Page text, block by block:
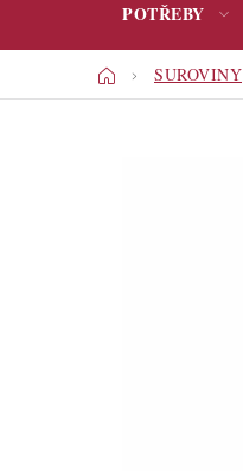
POTŘEBY
DomůSUROVINY